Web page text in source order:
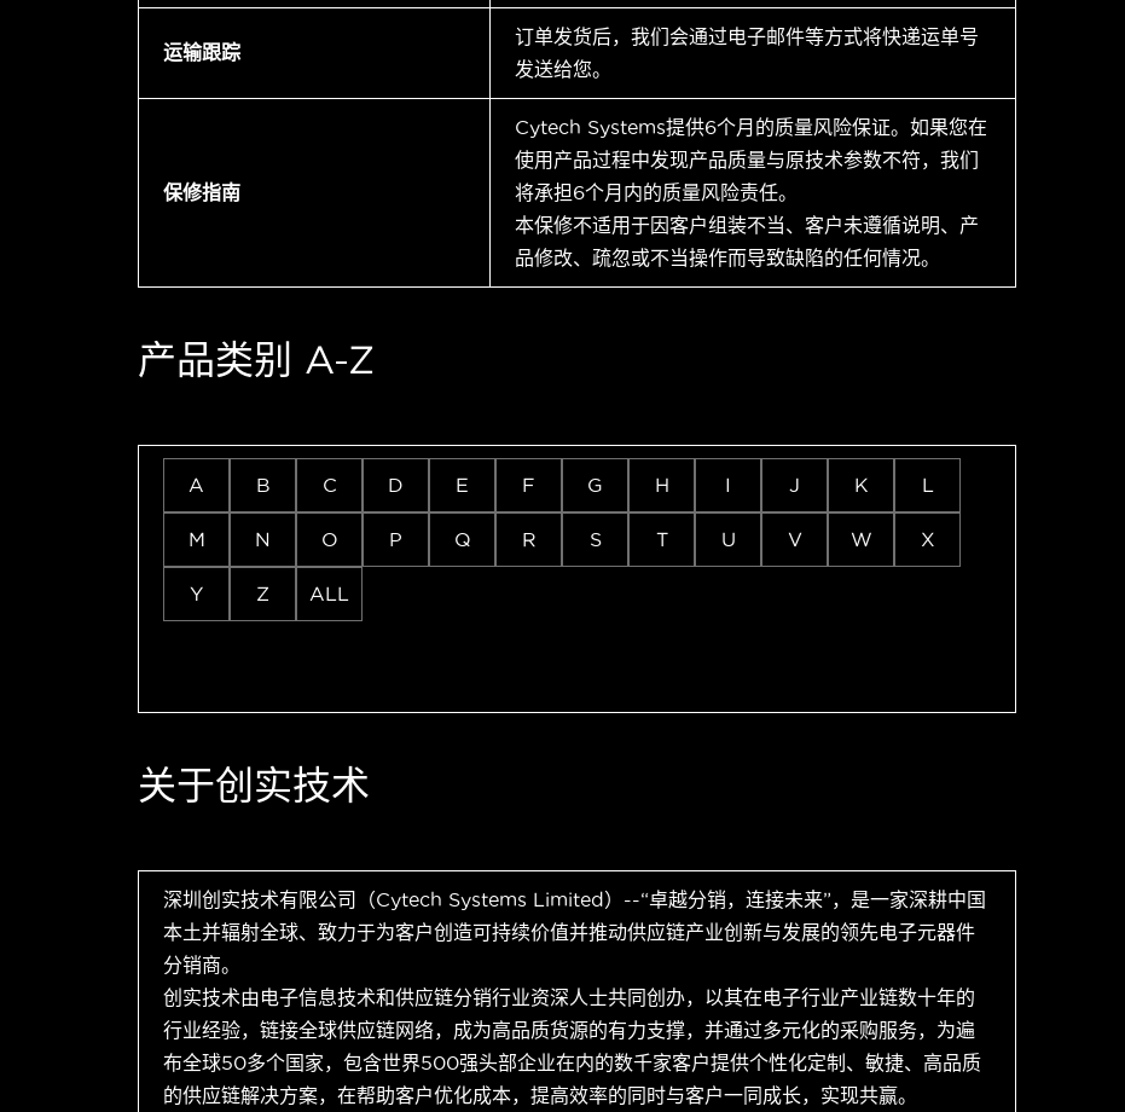
运输跟踪
订单发货后，我们会通过电子邮件等方式将快递运单号
发送给您。
保修指南
Cytech Systems提供6个月的质量风险保证。如果您在
使用产品过程中发现产品质量与原技术参数不符，我们
将承担6个月内的质量风险责任。
本保修不适用于因客户组装不当、客户未遵循说明、产
品修改、疏忽或不当操作而导致缺陷的任何情况。
产品类别 A-Z
A B C D E F G H I J K L
M N O P Q R S T U V W X
Y Z ALL
关于创实技术
深圳创实技术有限公司（Cytech Systems Limited）--“卓越分销，连接未来”，是一家深耕中国
本土并辐射全球、致力于为客户创造可持续价值并推动供应链产业创新与发展的领先电子元器件
分销商。
创实技术由电子信息技术和供应链分销行业资深人士共同创办，以其在电子行业产业链数十年的
行业经验，链接全球供应链网络，成为高品质货源的有力支撑，并通过多元化的采购服务，为遍
布全球50多个国家，包含世界500强头部企业在内的数千家客户提供个性化定制、敏捷、高品质
的供应链解决方案，在帮助客户优化成本，提高效率的同时与客户一同成长，实现共赢。